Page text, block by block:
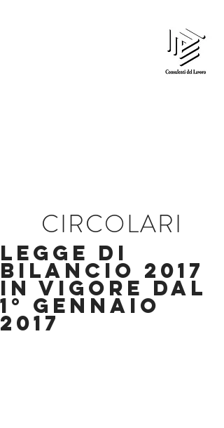
CIRCOLARI
Legge di
bilancio 2017
in vigore dal
1° gennaio
2017